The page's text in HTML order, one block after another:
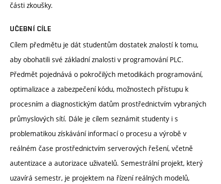
části zkoušky.
UČEBNÍ CÍLE
Cílem předmětu je dát studentům dostatek znalostí k tomu,
aby obohatili své základní znalosti v programování PLC.
Předmět pojednává o pokročilých metodikách programování,
optimalizace a zabezpečení kódu, možnostech přístupu k
procesním a diagnostickým datům prostřednictvím vybraných
průmyslových sítí. Dále je cílem seznámit studenty i s
problematikou získávání informací o procesu a výrobě v
reálném čase prostřednictvím serverových řešení, včetně
autentizace a autorizace uživatelů. Semestrální projekt, který
uzavírá semestr, je projektem na řízení reálných modelů,